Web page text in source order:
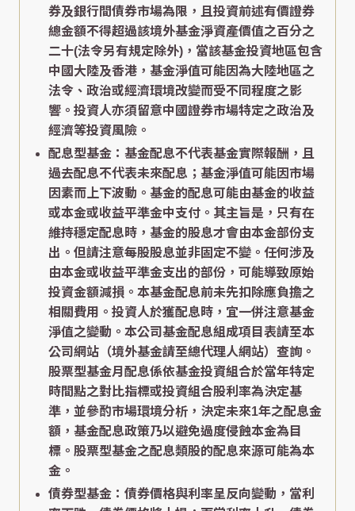
券及銀行間債券市場為限，且投資前述有價證券
總金額不得超過該境外基金淨資產價值之百分之
二十(法令另有規定除外)，當該基金投資地區包含
中國大陸及香港，基金淨值可能因為大陸地區之
法令、政治或經濟環境改變而受不同程度之影
響。投資人亦須留意中國證券市場特定之政治及
經濟等投資風險。
配息型基金：基金配息不代表基金實際報酬，且
過去配息不代表未來配息；基金淨值可能因市場
因素而上下波動。基金的配息可能由基金的收益
或本金或收益平準金中支付。其主旨是，只有在
維持穩定配息時，基金的股息才會由本金部份支
出。但請注意每股股息並非固定不變。任何涉及
由本金或收益平準金支出的部份，可能導致原始
投資金額減損。本基金配息前未先扣除應負擔之
相關費用。投資人於獲配息時，宜一併注意基金
淨值之變動。本公司基金配息組成項目表請至本
公司網站（境外基金請至總代理人網站）查詢。
股票型基金月配息係依基金投資組合於當年特定
時間點之對比指標或投資組合股利率為決定基
準，並參酌市場環境分析，決定未來1年之配息金
額，基金配息政策乃以避免過度侵蝕本金為目
標。股票型基金之配息類股的配息來源可能為本
金。
債券型基金：債券價格與利率呈反向變動，當利